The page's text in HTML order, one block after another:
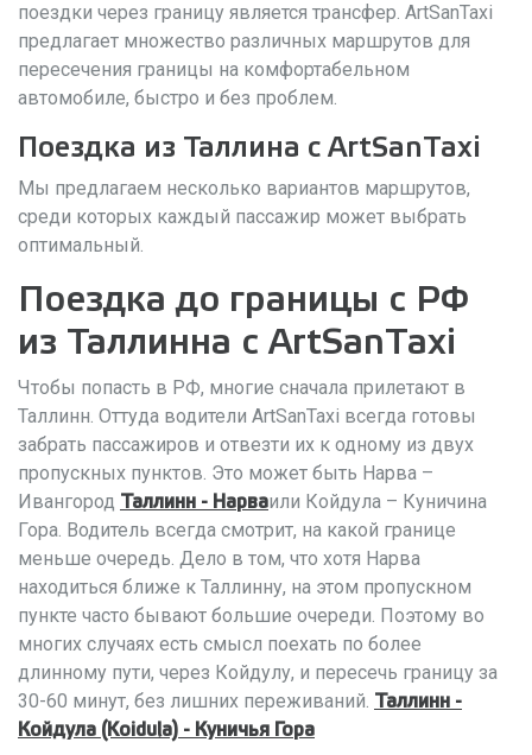
поездки через границу является трансфер. ArtSanTaxi
предлагает множество различных маршрутов для
пересечения границы на комфортабельном
автомобиле, быстро и без проблем.
Поездка из Таллина с ArtSanTaxi
Мы предлагаем несколько вариантов маршрутов,
среди которых каждый пассажир может выбрать
оптимальный.
Поездка до границы с РФ
из Таллинна с ArtSanTaxi
Чтобы попасть в РФ, многие сначала прилетают в
Таллинн. Оттуда водители ArtSanTaxi всегда готовы
забрать пассажиров и отвезти их к одному из двух
пропускных пунктов. Это может быть Нарва –
Ивангород Таллинн - Нарваили Койдула – Куничина
Гора. Водитель всегда смотрит, на какой границе
меньше очередь. Дело в том, что хотя Нарва
находиться ближе к Таллинну, на этом пропускном
пункте часто бывают большие очереди. Поэтому во
многих случаях есть смысл поехать по более
длинному пути, через Койдулу, и пересечь границу за
30-60 минут, без лишних переживаний. Таллинн -
Койдула (Koidula) - Куничья Гора